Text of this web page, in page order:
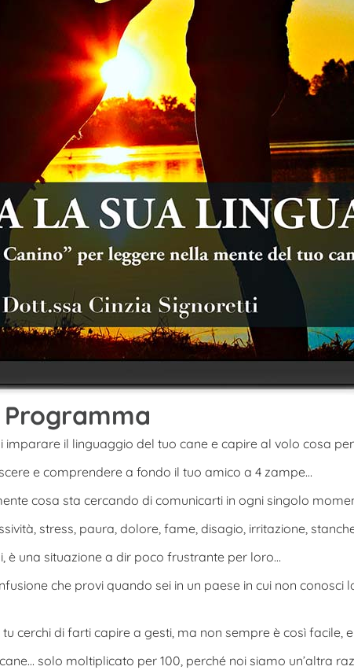
il linguaggio del tuo cane e capire al volo cosa
e comprendere a fondo il tuo amico a 4 zampe…
cosa sta cercando di comunicarti in ogni singolo
stress, paura, dolore, fame, disagio, irritazione,
è una situazione a dir poco frustrante per loro…
che provi quando sei in un paese in cui non
cerchi di farti capire a gesti, ma non sempre è così facile,
solo moltiplicato per 100, perché noi siamo un’altra